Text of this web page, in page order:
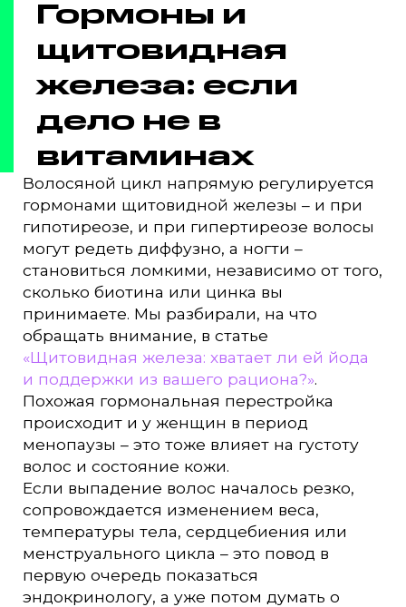
Гормоны и
щитовидная
железа: если
дело не в
витаминах
Волосяной цикл напрямую регулируется
гормонами щитовидной железы – и при
гипотиреозе, и при гипертиреозе волосы
могут редеть диффузно, а ногти –
становиться ломкими, независимо от того,
сколько биотина или цинка вы
принимаете. Мы разбирали, на что
обращать внимание, в статье
«Щитовидная железа: хватает ли ей йода
и поддержки из вашего рациона?».
Похожая гормональная перестройка
происходит и у женщин в период
менопаузы – это тоже влияет на густоту
волос и состояние кожи.
Если выпадение волос началось резко,
сопровождается изменением веса,
температуры тела, сердцебиения или
менструального цикла – это повод в
первую очередь показаться
эндокринологу, а уже потом думать о